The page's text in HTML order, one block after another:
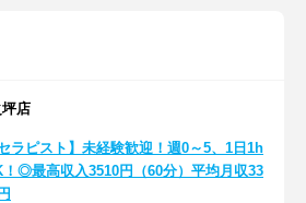
店
セラピスト】未経験歓迎！週0～5、1日1h
！◎最高収入3510円（60分）平均月収33